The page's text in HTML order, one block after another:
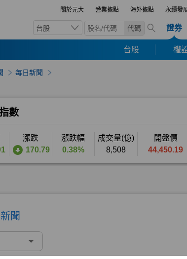
關於元大 營業據點 海外據點 永續發
台股 代碼 證券
台股 權
每日新聞